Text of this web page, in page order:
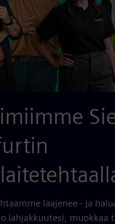
laajenee - ja
lahjakkuutesi, muokkaa